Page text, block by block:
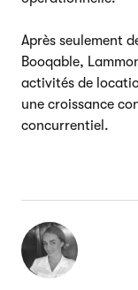
Après seulement
Booqable,
activités de
une croissance
concurrentiel.